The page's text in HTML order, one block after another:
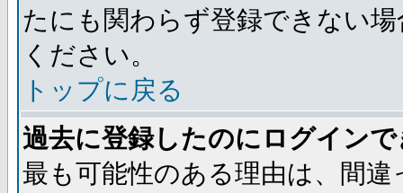
たにも関わらず登録できない
ください。
トップに戻る
過去に登録したのにログイン
最も可能性のある理由は、間